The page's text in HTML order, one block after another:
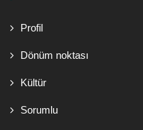
Profil
Dönüm noktası
Kültür
Sorumlu